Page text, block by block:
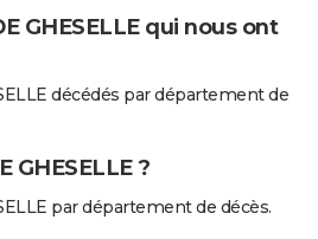
GHESELLE qui nous ont
décédés par département de
GHESELLE ?
par département de décès.